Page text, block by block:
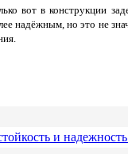
вот в конструкции
надёжным, но это не
и